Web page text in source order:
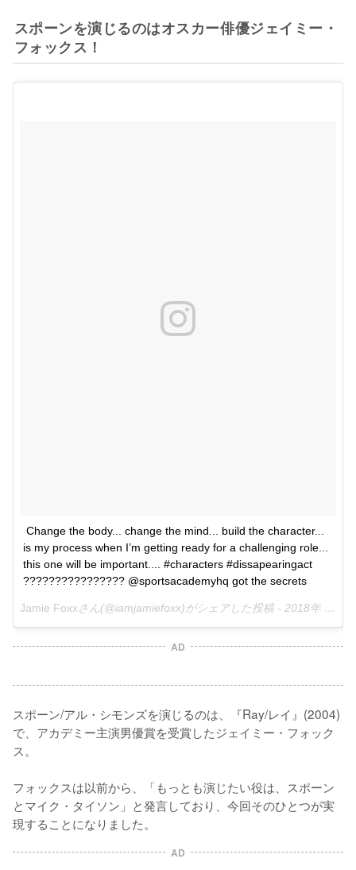
スポーンを演じるのはオスカー俳優ジェイミー・
フォックス！
Change the body... change the mind... build the character...
is my process when I’m getting ready for a challenging role...
this one will be important.... #characters #dissapearingact
???????????????? @sportsacademyhq got the secrets
Jamie Foxxさん(@iamjamiefoxx)がシェアした投稿 - 2018年 7月月25日午前10時05分PDT
AD
スポーン/アル・シモンズを演じるのは、『Ray/レイ』(2004)
で、アカデミー主演男優賞を受賞したジェイミー・フォック
ス。
フォックスは以前から、「もっとも演じたい役は、スポーン
とマイク・タイソン」と発言しており、今回そのひとつが実
現することになりました。
AD